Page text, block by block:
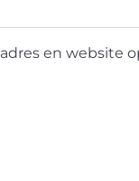
en website